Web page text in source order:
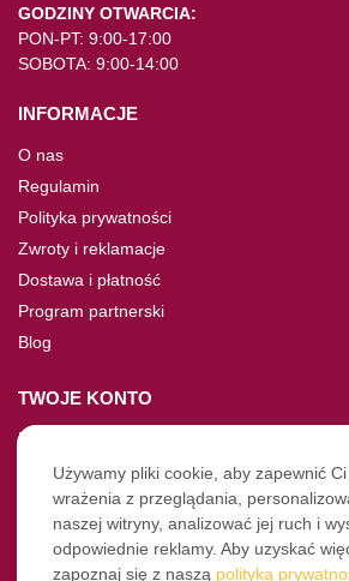
GODZINY OTWARCIA:
PON-PT: 9:00-17:00
SOBOTA: 9:00-14:00
INFORMACJE
O nas
Regulamin
Polityka prywatności
Zwroty i reklamacje
Dostawa i płatność
Program partnerski
Blog
TWOJE KONTO
Moje konto
Nie pamiętasz hasła?
Twoje zamówienia
NASZE SOCIALE
Używamy pliki cookie, aby zapewnić
wrażenia z przeglądania,
naszej witryny, analizować jej ruch i
odpowiednie reklamy. Aby uzyskać
zapoznaj się z naszą polityką